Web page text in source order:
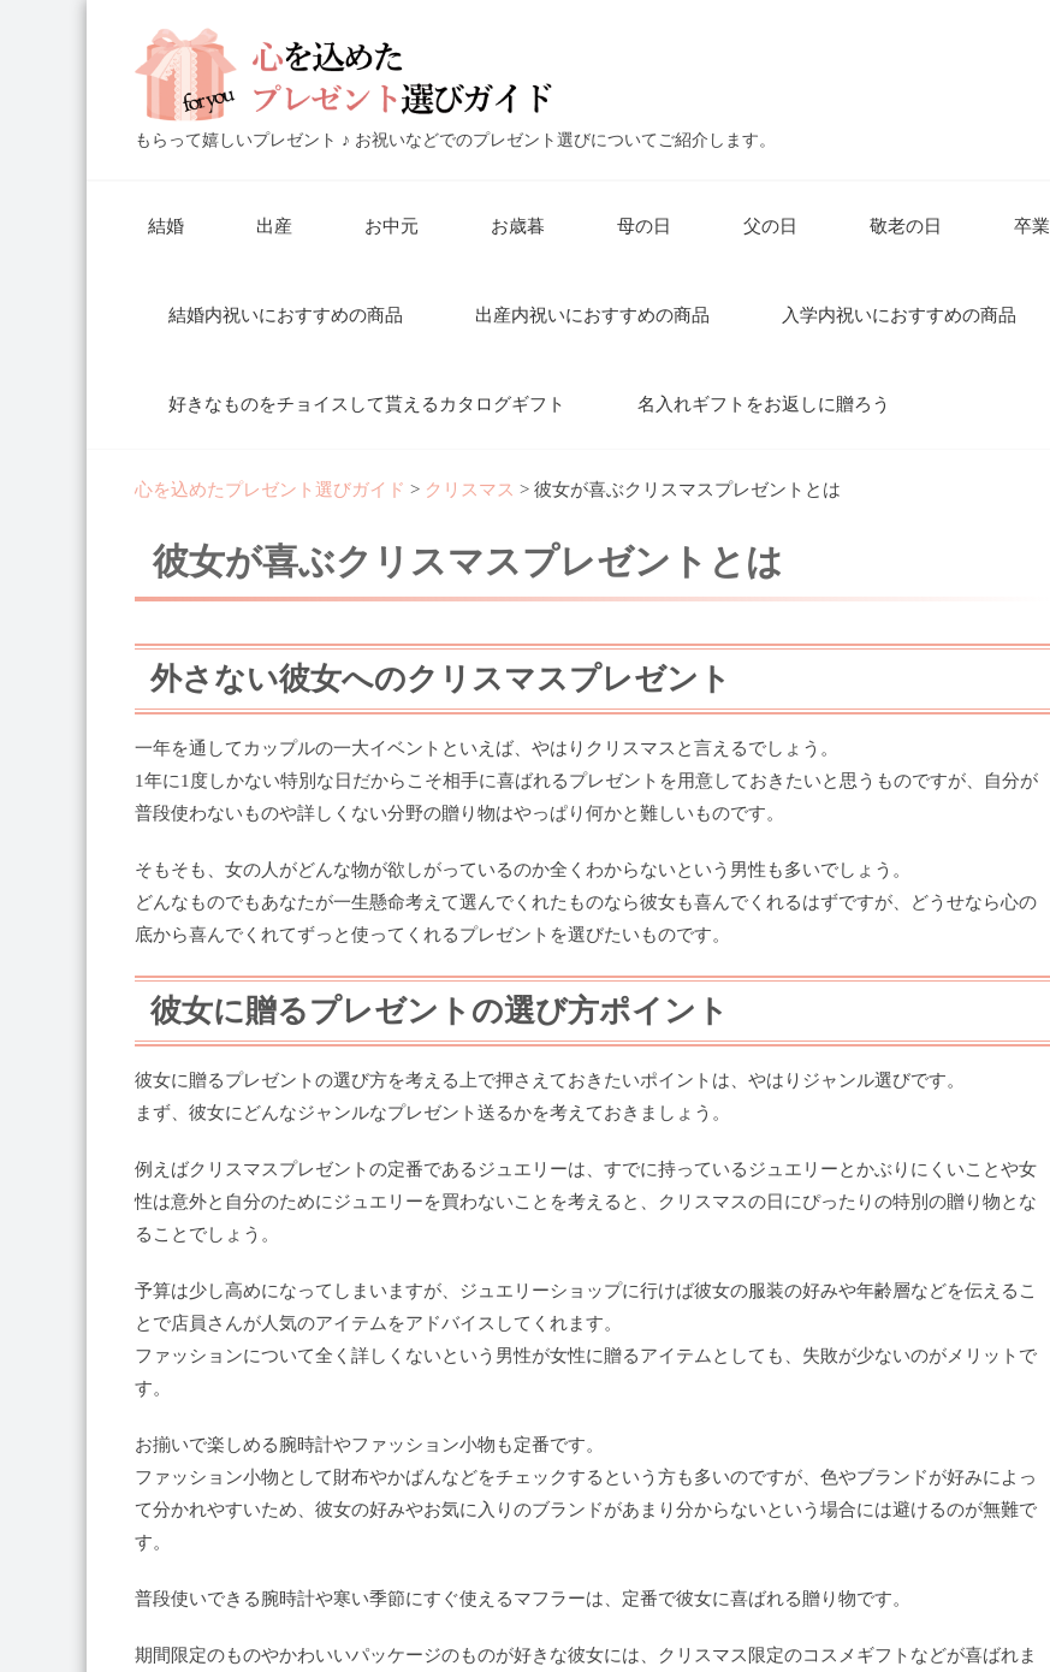
もらって嬉しいプレゼント ♪ お祝いなどでのプレゼント選びについてご紹介します。
結婚 出産 お中元 お歳暮 母の日 父の日 敬老の日 卒業
結婚内祝いにおすすめの商品 出産内祝いにおすすめの商品 入学内祝いにおすすめの商品
好きなものをチョイスして貰えるカタログギフト 名入れギフトをお返しに贈ろう
心を込めたプレゼント選びガイド > クリスマス > 彼女が喜ぶクリスマスプレゼントとは
彼女が喜ぶクリスマスプレゼントとは
外さない彼女へのクリスマスプレゼント
一年を通してカップルの一大イベントといえば、やはりクリスマスと言えるでしょう。
1年に1度しかない特別な日だからこそ相手に喜ばれるプレゼントを用意しておきたいと思うものですが、自分が
普段使わないものや詳しくない分野の贈り物はやっぱり何かと難しいものです。
そもそも、女の人がどんな物が欲しがっているのか全くわからないという男性も多いでしょう。
どんなものでもあなたが一生懸命考えて選んでくれたものなら彼女も喜んでくれるはずですが、どうせなら心の
底から喜んでくれてずっと使ってくれるプレゼントを選びたいものです。
彼女に贈るプレゼントの選び方ポイント
彼女に贈るプレゼントの選び方を考える上で押さえておきたいポイントは、やはりジャンル選びです。
まず、彼女にどんなジャンルなプレゼント送るかを考えておきましょう。
例えばクリスマスプレゼントの定番であるジュエリーは、すでに持っているジュエリーとかぶりにくいことや女
性は意外と自分のためにジュエリーを買わないことを考えると、クリスマスの日にぴったりの特別の贈り物とな
ることでしょう。
予算は少し高めになってしまいますが、ジュエリーショップに行けば彼女の服装の好みや年齢層などを伝えるこ
とで店員さんが人気のアイテムをアドバイスしてくれます。
ファッションについて全く詳しくないという男性が女性に贈るアイテムとしても、失敗が少ないのがメリットで
す。
お揃いで楽しめる腕時計やファッション小物も定番です。
ファッション小物として財布やかばんなどをチェックするという方も多いのですが、色やブランドが好みによっ
て分かれやすいため、彼女の好みやお気に入りのブランドがあまり分からないという場合には避けるのが無難で
す。
普段使いできる腕時計や寒い季節にすぐ使えるマフラーは、定番で彼女に喜ばれる贈り物です。
期間限定のものやかわいいパッケージのものが好きな彼女には、クリスマス限定のコスメギフトなどが喜ばれま